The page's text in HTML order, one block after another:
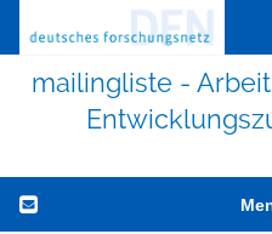
mailingliste -